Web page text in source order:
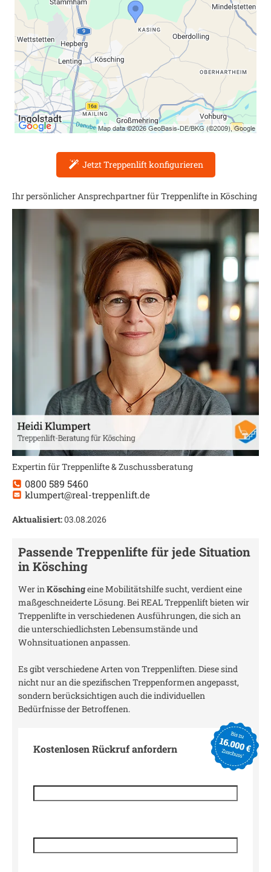
Jetzt Treppenlift konfigurieren
Ihr persönlicher Ansprechpartner für Treppenlifte inKösching
Expertin für Treppenlifte & Zuschussberatung
0800 589 5460
klumpert@real-treppenlift.de
Aktualisiert:03.08.2026
Passende Treppenlifte für jede Situation
inKösching
Wer inKöschingeine Mobilitätshilfe sucht, verdient eine
maßgeschneiderte Lösung. Bei REAL Treppenlift bieten wir
Treppenlifte in verschiedenen Ausführungen, die sich an
die unterschiedlichsten Lebensumstände und
Wohnsituationen anpassen.
Es gibt verschiedene Arten von Treppenliften. Diese sind
nicht nur an die spezifischen Treppenformen angepasst,
sondern berücksichtigen auch die individuellen
Bedürfnisse der Betroffenen.
Kostenlosen Rückruf anfordern